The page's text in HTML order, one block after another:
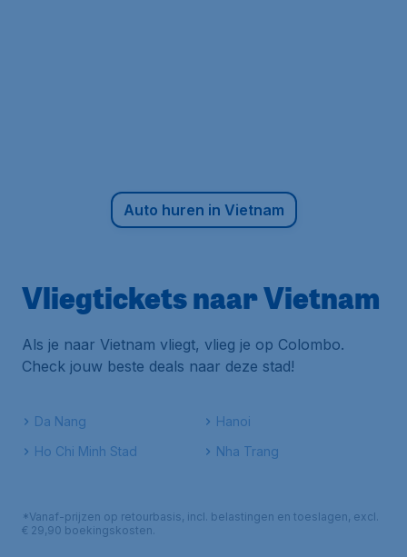
Auto huren in Vietnam
Vliegtickets naar Vietnam
Als je naar Vietnam vliegt, vlieg je op Colombo.
Check jouw beste deals naar deze stad!
Da Nang
Hanoi
Ho Chi Minh Stad
Nha Trang
*Vanaf-prijzen op retourbasis, incl. belastingen en toeslagen, excl.
€ 29,90 boekingskosten.